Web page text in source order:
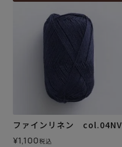
ファインリネン col.04NV
¥1,100税込